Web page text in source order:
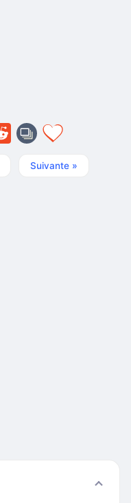
Suivante »